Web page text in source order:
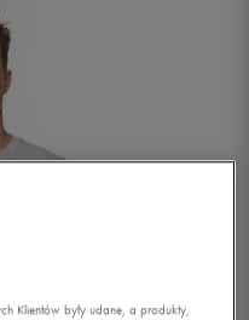
Klientów były udane, a produkty,